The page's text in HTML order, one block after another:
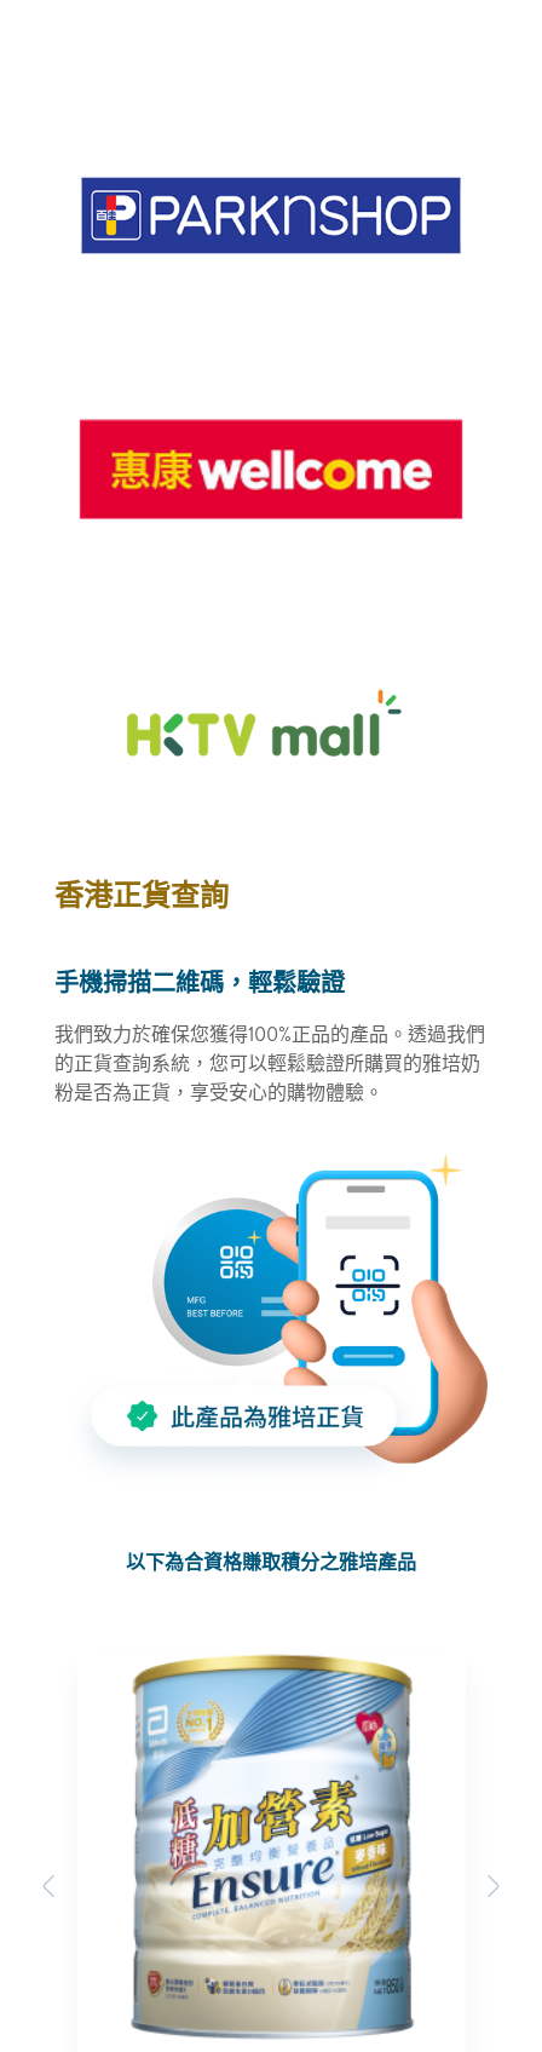
香港正貨查詢
手機掃描二維碼，輕鬆驗證
我們致力於確保您獲得100%正品的產品。透過我們
的正貨查詢系統，您可以輕鬆驗證所購買的雅培奶
粉是否為正貨，享受安心的購物體驗。
以下為合資格賺取積分之雅培產品
Previous